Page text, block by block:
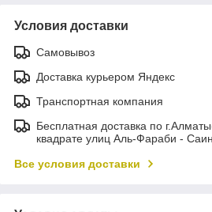
Условия доставки
Самовывоз
Доставка курьером Яндекс
Транспортная компания
Бесплатная доставка по
квадрате улиц Аль-Фараби -
Все условия доставки